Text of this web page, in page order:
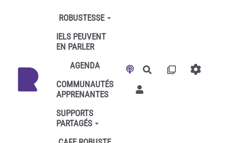
Aller au contenu principal
ROBUSTESSE
IELS PEUVENT
EN PARLER
AGENDA
COMMUNAUTÉS
APPRENANTES
SUPPORTS
PARTAGÉS
Rechercher